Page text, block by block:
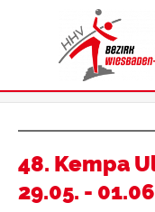
48. Kempa
29.05. -